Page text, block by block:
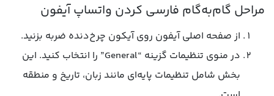
مراحل گام‌به‌گام فارسی کردن واتساپ آیفون
از صفحه اصلی آیفون روی آیکون چرخ‌دنده ضربه بزنید.
در منوی تنظیمات گزینه “General” را انتخاب کنید. این
بخش شامل تنظیمات پایه‌ای مانند زبان، تاریخ و منطقه